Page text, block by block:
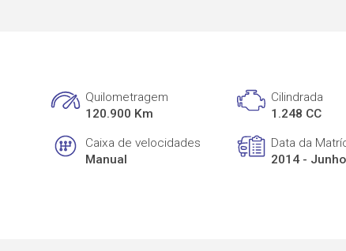
Quilometragem
120.900 Km
Cilindrada
1.248 CC
Caixa de velocidades
Manual
Data da
2014 - Junho